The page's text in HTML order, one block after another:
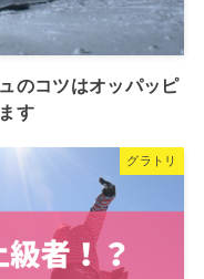
のコツはオッパッピ
す
グラトリ